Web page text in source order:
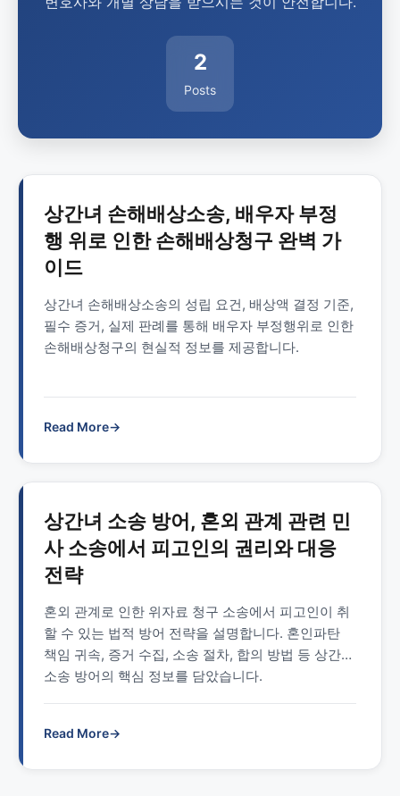
2
Posts
상간녀 손해배상소송, 배우자 부정
행 위로 인한 손해배상청구 완벽 가
이드
상간녀 손해배상소송의 성립 요건, 배상액 결정 기준,
필수 증거, 실제 판례를 통해 배우자 부정행위로 인한
손해배상청구의 현실적 정보를 제공합니다.
Read More→
상간녀 소송 방어, 혼외 관계 관련 민
사 소송에서 피고인의 권리와 대응
전략
혼외 관계로 인한 위자료 청구 소송에서 피고인이 취
할 수 있는 법적 방어 전략을 설명합니다. 혼인파탄
책임 귀속, 증거 수집, 소송 절차, 합의 방법 등 상간녀
소송 방어의 핵심 정보를 담았습니다.
Read More→